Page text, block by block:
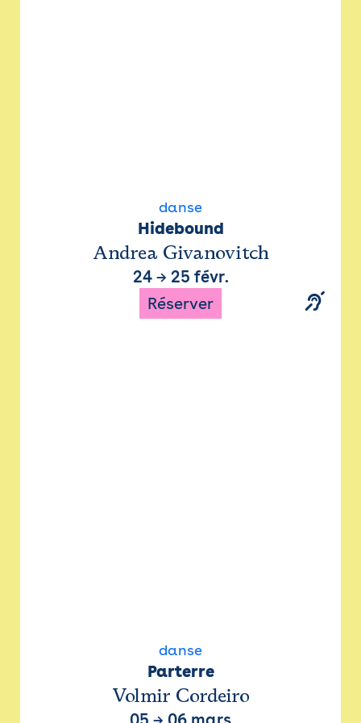
danse
Hidebound
Andrea Givanovitch
24→ 25 févr.
Réserver
danse
Parterre
Volmir Cordeiro